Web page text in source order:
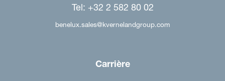
Tel: +32 2 582 80 02
benelux.sales@kvernelandgroup.com
Carrière